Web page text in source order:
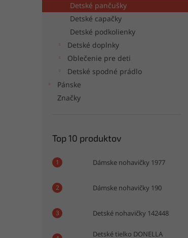
Detské pančušky
Detské capačky
Detské podkolienky
Detské doplnky
Oblečenie pre deti
Detské spodné prádlo
Pánske
Značky
Top 10 produktov
Dámske nohavičky 1977
Dámske nohavičky 190
Detské nohavičky 142448
Detské tielko DONELLA